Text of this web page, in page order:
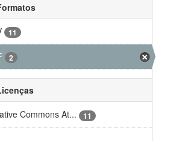
11
2
Commons At...
11